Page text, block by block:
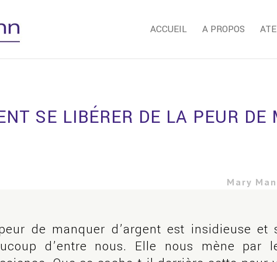
ACCUEIL A PROPOS
SE LIBÉRER DE LA PEUR DE
Mary
de manquer d’argent est insidieuse
d’entre nous. Elle nous mène